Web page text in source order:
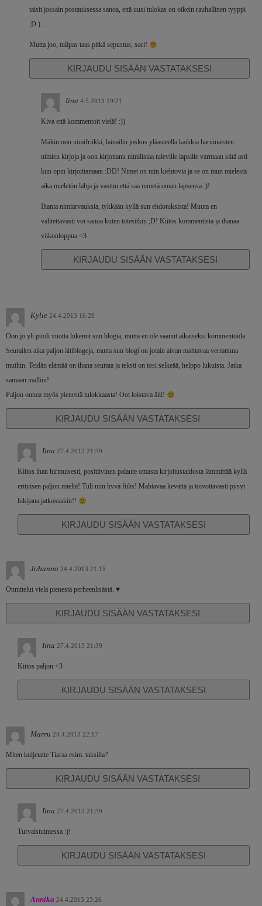
taisit jossain postauksessa sanoa, että uusi tulokas on oikein rauhallinen tyyppi
;D )…
Mutta joo, tulipas taas pitkä sepustus, sori!
KIRJAUDU SISÄÄN VASTATAKSESI
Iina 4.5.2013 19:21
Kiva että kommentoit vielä! :))
Mäkin oon nimifriikki, lainailin joskus yläasteella kaikkia harvinaisten
nimien kirjoja ja oon kirjottanu nimilistaa tuleville lapsille varmaan siitä asti
kun opin kirjoittamaan :DD! Nimet on niin kiehtovia ja se on mun mielestä
aika mieletön lahja ja vastuu että saa nimetä oman lapsensa :)!
Ihania nimiarvauksia, tykkään kyllä sun ehdotuksista! Muuta en
valitettavasti voi sanoa kuten totesitkin ;D! Kiitos kommentista ja ihanaa
viikonloppua <3
KIRJAUDU SISÄÄN VASTATAKSESI
Kylie 24.4.2013 16:29
Oon jo yli puoli vuotta lukenut sun blogia, mutta en ole saanut aikaiseksi kommentoida.
Seurailen aika paljon äitiblogeja, mutta sun blogi on jotain aivan mahtavaa verrattuna
muihin. Teidän elämää on ihana seurata ja teksti on tosi selkeää, helppo lukuista. Jatka
samaan malliin!
Paljon onnea myös pienestä tulokkaasta! Oot loistava äiti!
KIRJAUDU SISÄÄN VASTATAKSESI
Iina 27.4.2013 21:39
Kiitos ihan hirmuisesti, positiivinen palaute omasta kirjoitustaidosta lämmittää kyllä
erityisen paljon mieltä! Tuli niin hyvä fiilis! Mahtavaa kevättä ja toivottavasti pysyt
lukijana jatkossakin!!
KIRJAUDU SISÄÄN VASTATAKSESI
Johanna 24.4.2013 21:15
Onnittelut vielä pienestä perheenlisästä. ♥
KIRJAUDU SISÄÄN VASTATAKSESI
Iina 27.4.2013 21:39
Kiitos paljon <3
KIRJAUDU SISÄÄN VASTATAKSESI
Marru 24.4.2013 22:17
Miten kuljetatte Tiaraa esim. taksilla?
KIRJAUDU SISÄÄN VASTATAKSESI
Iina 27.4.2013 21:39
Turvaistuimessa :)!
KIRJAUDU SISÄÄN VASTATAKSESI
Annika 24.4.2013 23:26